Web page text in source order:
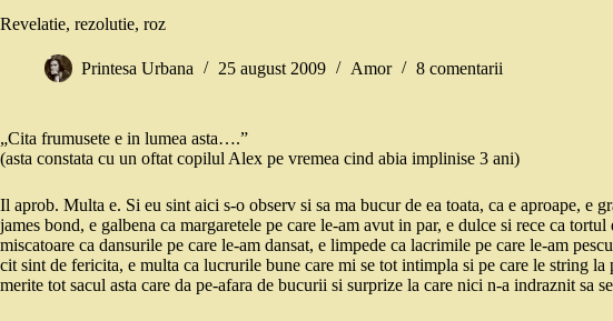
Revelatie, rezolutie, roz
Printesa Urbana 25 august 2009 Amor 8 comentarii
„Cita frumusete e in lumea asta….”
(asta constata cu un oftat copilul Alex pe vremea cind abia implinise 3 ani)
Il aprob. Multa e. Si eu sint aici s-o observ si sa ma bucur de ea toata, ca e aproape, e
james bond, e galbena ca margaretele pe care le-am avut in par, e dulce si rece ca
miscatoare ca dansurile pe care le-am dansat, e limpede ca lacrimile pe care le-am
cit sint de fericita, e multa ca lucrurile bune care mi se tot intimpla si pe care le string la
merite tot sacul asta care da pe-afara de bucurii si surprize la care nici n-a indraznit sa